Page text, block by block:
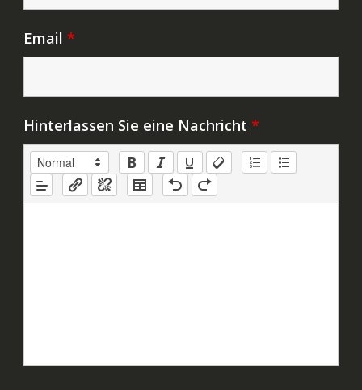
Email *
Hinterlassen Sie eine Nachricht *